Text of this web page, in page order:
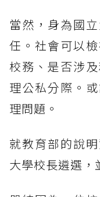
當然，身為國
任。社會可以
校務、是否涉
理公私分際。
理問題。
就教育部的說
大學校長遴選，